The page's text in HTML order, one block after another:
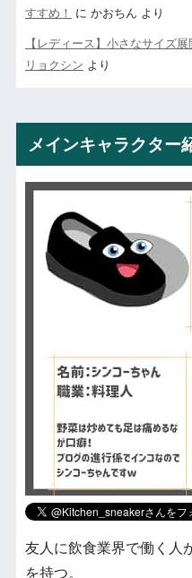
すすめ！
に かおちん より
【レディース】小さなサイズ
リョクシン より
メインキャラクター
友人に飲食業界で働く人
を持つ。